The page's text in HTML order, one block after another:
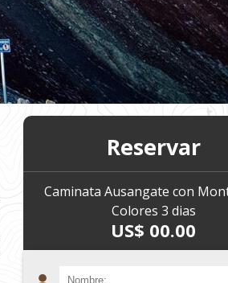
Reservar
Caminata Ausangate con
Colores 3 dias
US$ 00.00